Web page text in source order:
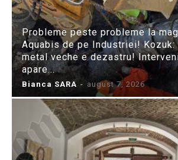
Probleme peste probleme la
Aquabis de pe Industriei! Kozuk:
metal veche e dezastru!
apare...
Bianca SARA - august 7, 2026